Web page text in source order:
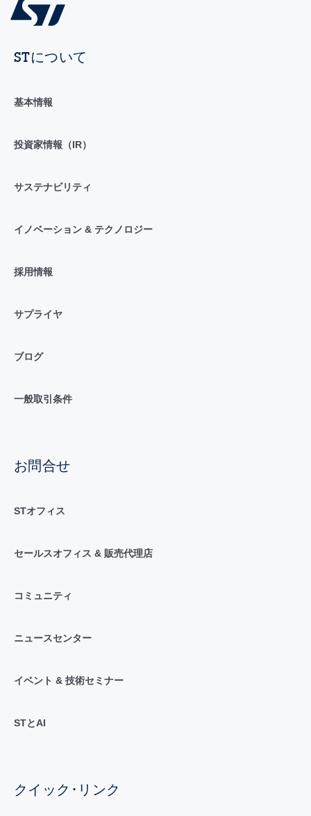
STについて
基本情報
投資家情報（IR）
サステナビリティ
イノベーション & テクノロジー
採用情報
サプライヤ
ブログ
一般取引条件
お問合せ
STオフィス
セールスオフィス & 販売代理店
コミュニティ
ニュースセンター
イベント & 技術セミナー
STとAI
クイック･リンク